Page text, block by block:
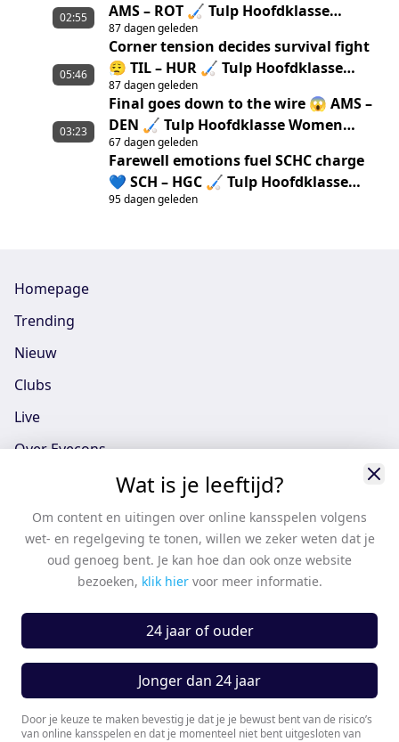
AMS – ROT 🏑 Tulp Hoofdklasse
Women ‘25/’26 highlights
87 dagen geleden
02:55
Corner tension decides survival fight
😮‍💨 TIL – HUR 🏑 Tulp Hoofdklasse
Women ‘25/’26 highlights
87 dagen geleden
05:46
Final goes down to the wire 😱 AMS –
DEN 🏑 Tulp Hoofdklasse Women
‘25/’26 Highlights
67 dagen geleden
03:23
Farewell emotions fuel SCHC charge
💙 SCH – HGC 🏑 Tulp Hoofdklasse
Women ‘25/’26 Highlights
95 dagen geleden
Homepage
Trending
Nieuw
Clubs
Live
Over Eyecons
Eyecons App - iOS
Eyecons App - Android
Vacatures
Casten
Algemene voorwaarden
Algemene voorwaarden partners
Cookie instellingen
Wat is je leeftijd?
Om content en uitingen over online kansspelen volgens
wet- en regelgeving te tonen, willen we zeker weten dat je
oud genoeg bent. Je kan hoe dan ook onze website
bezoeken, klik hier voor meer informatie.
24 jaar of ouder
Jonger dan 24 jaar
Door je keuze te maken bevestig je dat je je bewust bent van de risico’s
van online kansspelen en dat je momenteel niet bent uitgesloten van